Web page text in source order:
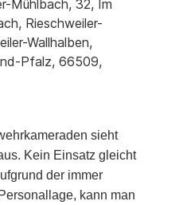
Mühlbach, 32, Im
Rieschweiler-
Wallhalben,
Pfalz, 66509,
sieht
Kein Einsatz gleicht
der immer
kann man